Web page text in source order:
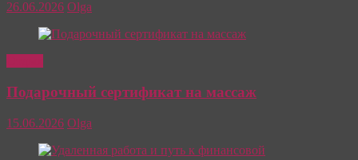
26.06.2026 Olga
Подарочный сертификат на массаж
15.06.2026 Olga